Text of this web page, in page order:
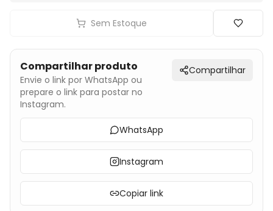
Sem Estoque
Compartilhar produto
Envie o link por WhatsApp ou
prepare o link para postar no
Instagram.
Compartilhar
WhatsApp
Instagram
Copiar link